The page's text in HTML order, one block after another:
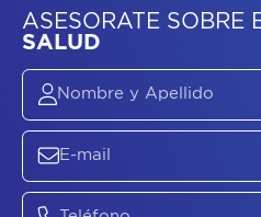
ASESORATE SOBRE
SALUD